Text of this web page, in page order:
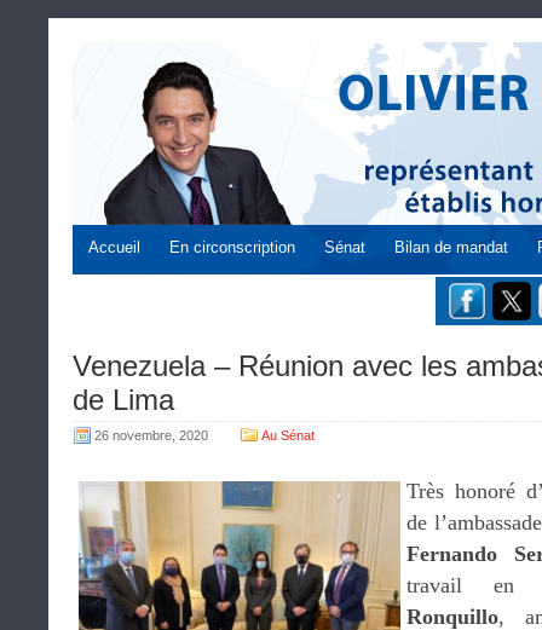
Accueil En circonscription Sénat Bilan de mandat
Venezuela – Réunion avec les
de Lima
26 novembre, 2020 Au Sénat
Très honoré
de
Fernando
travail en
Ronquillo,